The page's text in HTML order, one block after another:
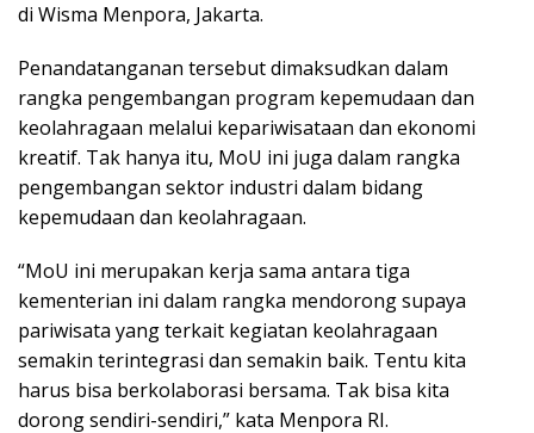
di Wisma Menpora, Jakarta.
Penandatanganan tersebut dimaksudkan dalam
rangka pengembangan program kepemudaan dan
keolahragaan melalui kepariwisataan dan ekonomi
kreatif. Tak hanya itu, MoU ini juga dalam rangka
pengembangan sektor industri dalam bidang
kepemudaan dan keolahragaan.
“MoU ini merupakan kerja sama antara tiga
kementerian ini dalam rangka mendorong supaya
pariwisata yang terkait kegiatan keolahragaan
semakin terintegrasi dan semakin baik. Tentu kita
harus bisa berkolaborasi bersama. Tak bisa kita
dorong sendiri-sendiri,” kata Menpora RI.